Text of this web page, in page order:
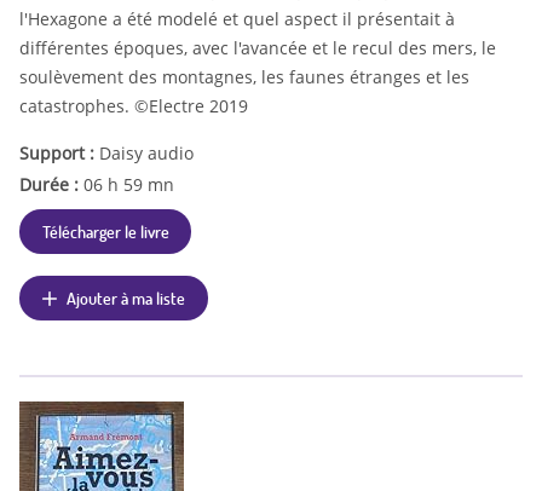
l'Hexagone a été modelé et quel aspect il présentait à
différentes époques, avec l'avancée et le recul des mers, le
soulèvement des montagnes, les faunes étranges et les
catastrophes. ©Electre 2019
Support : Daisy audio
Durée : 06 h 59 mn
Télécharger le livre
Ajouter à ma liste